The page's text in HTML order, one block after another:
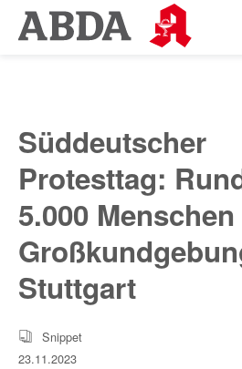
Springe
direkt
zur
Meta-
Navigation
Inhalt
zur
Süddeutscher
Protesttag:
5.000
Stuttgart
Snippet
23.11.2023